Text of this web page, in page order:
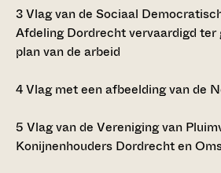
3Vlag van de Sociaal
Afdeling Dordrecht vervaardigd ter
plan van de arbeid
4Vlag met een afbeelding van de
5 Vlag van de Vereniging van
Konijnenhouders Dordrecht en